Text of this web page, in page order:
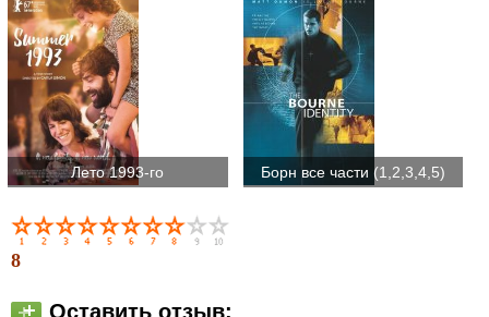
Лето 1993-го Борн все части (1,2,3,4,5)
8
Оставить отзыв: